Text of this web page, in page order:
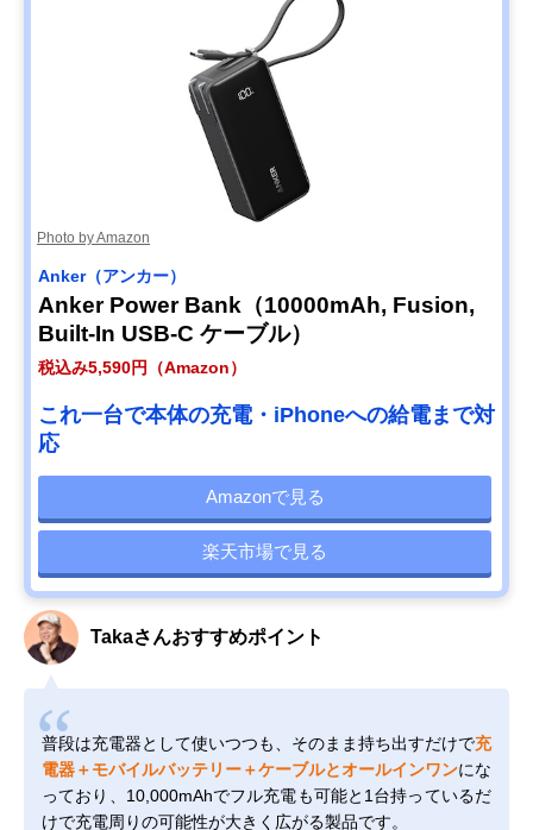
Photo by Amazon
Anker（アンカー）
Anker Power Bank（10000mAh, Fusion,
Built-In USB-C ケーブル）
税込み5,590円（Amazon）
これ一台で本体の充電・iPhoneへの給電まで対
応
Amazonで見る
楽天市場で見る
Takaさんおすすめポイント
普段は充電器として使いつつも、そのまま持ち出すだけで充
電器＋モバイルバッテリー＋ケーブルとオールインワンにな
っており、10,000mAhでフル充電も可能と1台持っているだ
けで充電周りの可能性が大きく広がる製品です。